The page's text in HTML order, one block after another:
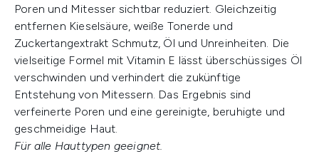
Poren und Mitesser sichtbar reduziert. Gleichzeitig
entfernen Kieselsäure, weiße Tonerde und
Zuckertangextrakt Schmutz, Öl und Unreinheiten. Die
vielseitige Formel mit Vitamin E lässt überschüssiges Öl
verschwinden und verhindert die zukünftige
Entstehung von Mitessern. Das Ergebnis sind
verfeinerte Poren und eine gereinigte, beruhigte und
geschmeidige Haut.
Für alle Hauttypen geeignet.